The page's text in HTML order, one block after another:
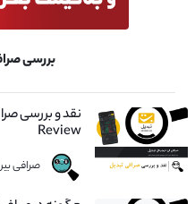
بررسی
Review
صرافی